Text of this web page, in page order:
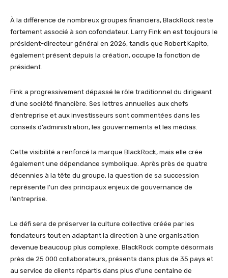
À la différence de nombreux groupes financiers, BlackRock reste
fortement associé à son cofondateur. Larry Fink en est toujours le
président-directeur général en 2026, tandis que Robert Kapito,
également présent depuis la création, occupe la fonction de
président.
Fink a progressivement dépassé le rôle traditionnel du dirigeant
d’une société financière. Ses lettres annuelles aux chefs
d’entreprise et aux investisseurs sont commentées dans les
conseils d’administration, les gouvernements et les médias.
Cette visibilité a renforcé la marque BlackRock, mais elle crée
également une dépendance symbolique. Après près de quatre
décennies à la tête du groupe, la question de sa succession
représente l’un des principaux enjeux de gouvernance de
l’entreprise.
Le défi sera de préserver la culture collective créée par les
fondateurs tout en adaptant la direction à une organisation
devenue beaucoup plus complexe. BlackRock compte désormais
près de 25 000 collaborateurs, présents dans plus de 35 pays et
au service de clients répartis dans plus d’une centaine de